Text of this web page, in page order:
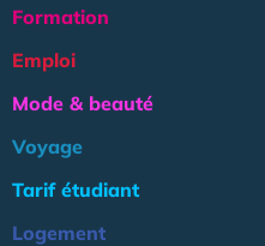
Formation
Emploi
Mode & beauté
Voyage
Tarif étudiant
Logement